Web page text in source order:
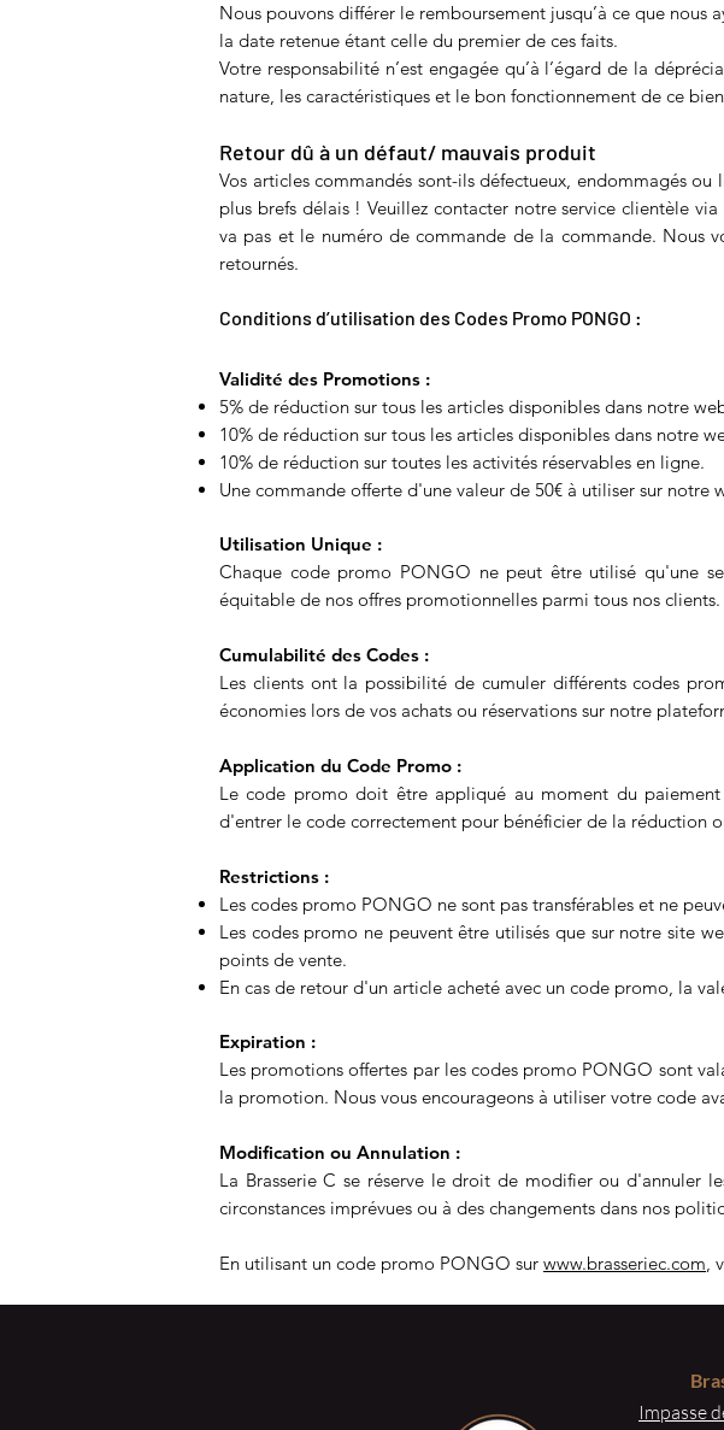
Nous pouvons différer le remboursement jusqu’à ce que nous
la date retenue étant celle du premier de ces faits.
Votre responsabilité n’est engagée qu’à l’égard de la
nature, les caractéristiques et le bon fonctionnement de ce
Retour dû à un défaut/ mauvais produit
Vos articles commandés sont-ils défectueux, endommagés
plus brefs délais ! Veuillez contacter notre service clientèle via
va pas et le numéro de commande de la commande. Nous
retournés.
Conditions d’utilisation des Codes Promo PONGO :
Validité des Promotions :
5% de réduction sur tous les articles disponibles dans notre
10% de réduction sur tous les articles disponibles dans notre
10% de réduction sur toutes les activités réservables en ligne.
Une commande offerte d'une valeur de 50€ à utiliser sur notre
Utilisation Unique :
Chaque code promo PONGO ne peut être utilisé qu'une
équitable de nos offres promotionnelles parmi tous nos clients.
Cumulabilité des Codes :
Les clients ont la possibilité de cumuler différents codes
économies lors de vos achats ou réservations sur notre
Application du Code Promo :
Le code promo doit être appliqué au moment du
d'entrer le code correctement pour bénéficier de la réduction
Restrictions :
Les codes promo PONGO ne sont pas transférables et ne
Les codes promo ne peuvent être utilisés que sur notre site
points de vente.
En cas de retour d'un article acheté avec un code promo, la
Expiration :
Les promotions offertes par les codes promo PONGO sont
la promotion. Nous vous encourageons à utiliser votre code
Modification ou Annulation :
La Brasserie C se réserve le droit de modifier ou d'annuler
circonstances imprévues ou à des changements dans nos
En utilisant un code promo PONGO sur www.brasseriec.com,
Impasse